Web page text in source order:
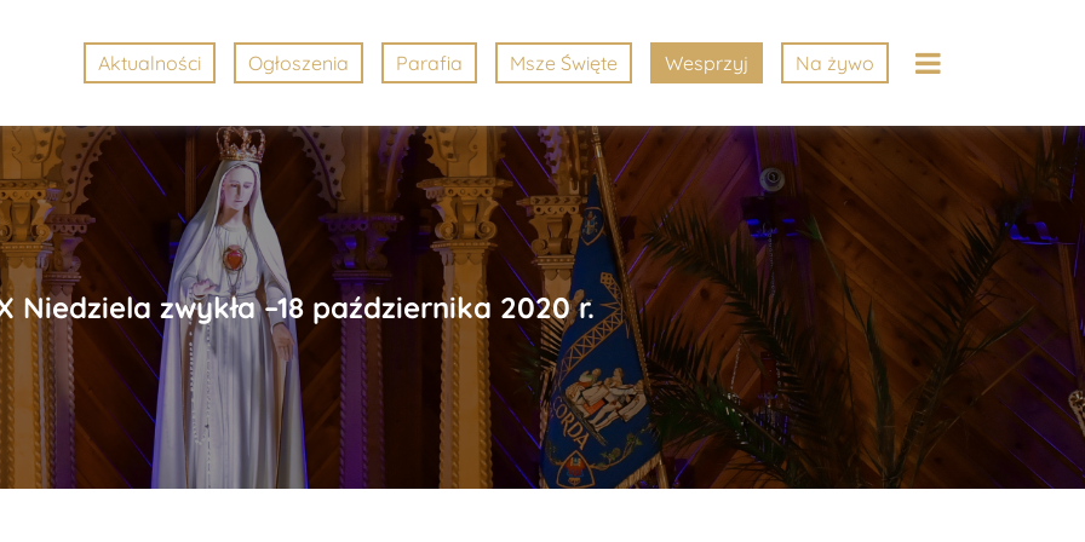
Aktualności Ogłoszenia Parafia Msze Święte Wesprzyj Na żywo
Niedziela zwykła –18 października 2020 r.